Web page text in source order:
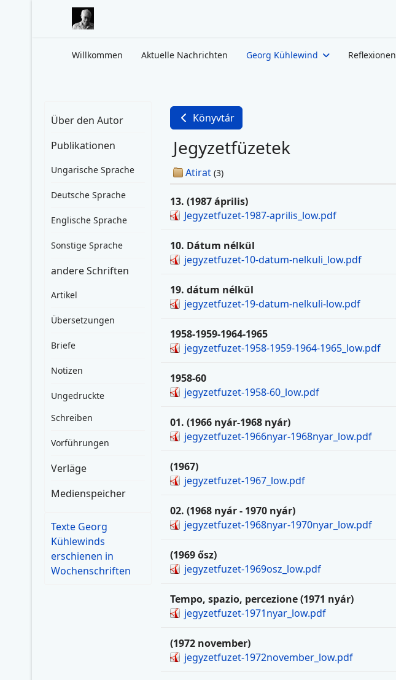
Willkommen Aktuelle Nachrichten Georg Kühlewind Reflexionen
Über den Autor
Publikationen
Ungarische Sprache
Deutsche Sprache
Englische Sprache
Sonstige Sprache
andere Schriften
Artikel
Übersetzungen
Briefe
Notizen
Ungedruckte
Schreiben
Vorführungen
Verläge
Medienspeicher
Texte Georg
Kühlewinds
erschienen in
Wochenschriften
Könyvtár
Jegyzetfüzetek
Atirat (3)
13. (1987 április)
Jegyzetfuzet-1987-aprilis_low.pdf
10. Dátum nélkül
jegyzetfuzet-10-datum-nelkuli_low.pdf
19. dátum nélkül
jegyzetfuzet-19-datum-nelkuli-low.pdf
1958-1959-1964-1965
jegyzetfuzet-1958-1959-1964-1965_low.pdf
1958-60
jegyzetfuzet-1958-60_low.pdf
01. (1966 nyár-1968 nyár)
jegyzetfuzet-1966nyar-1968nyar_low.pdf
(1967)
jegyzetfuzet-1967_low.pdf
02. (1968 nyár - 1970 nyár)
jegyzetfuzet-1968nyar-1970nyar_low.pdf
(1969 ősz)
jegyzetfuzet-1969osz_low.pdf
Tempo, spazio, percezione (1971 nyár)
jegyzetfuzet-1971nyar_low.pdf
(1972 november)
jegyzetfuzet-1972november_low.pdf